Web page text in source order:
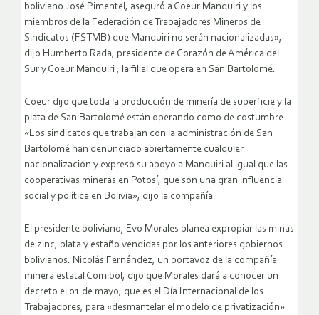
boliviano José Pimentel, aseguró a Coeur Manquiri y los
miembros de la Federación de Trabajadores Mineros de
Sindicatos (FSTMB) que Manquiri no serán nacionalizadas»,
dijo Humberto Rada, presidente de Corazón de América del
Sur y Coeur Manquiri , la filial que opera en San Bartolomé.
Coeur dijo que toda la producción de minería de superficie y la
plata de San Bartolomé están operando como de costumbre.
«Los sindicatos que trabajan con la administración de San
Bartolomé han denunciado abiertamente cualquier
nacionalización y expresó su apoyo a Manquiri al igual que las
cooperativas mineras en Potosí, que son una gran influencia
social y política en Bolivia», dijo la compañía.
El presidente boliviano, Evo Morales planea expropiar las minas
de zinc, plata y estaño vendidas por los anteriores gobiernos
bolivianos. Nicolás Fernández, un portavoz de la compañía
minera estatal Comibol, dijo que Morales dará a conocer un
decreto el 01 de mayo, que es el Día Internacional de los
Trabajadores, para «desmantelar el modelo de privatización».